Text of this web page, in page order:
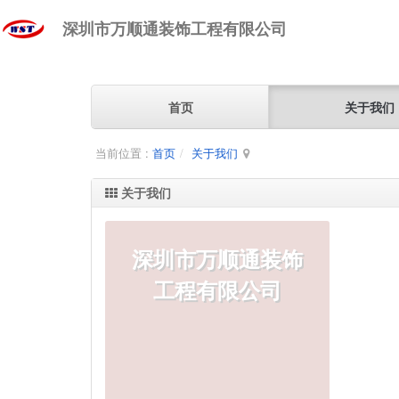
深圳市万顺通装饰工程有限公司
首页 关于我们
当前位置 : 首页 关于我们
关于我们
深圳市万顺通装饰
工程有限公司